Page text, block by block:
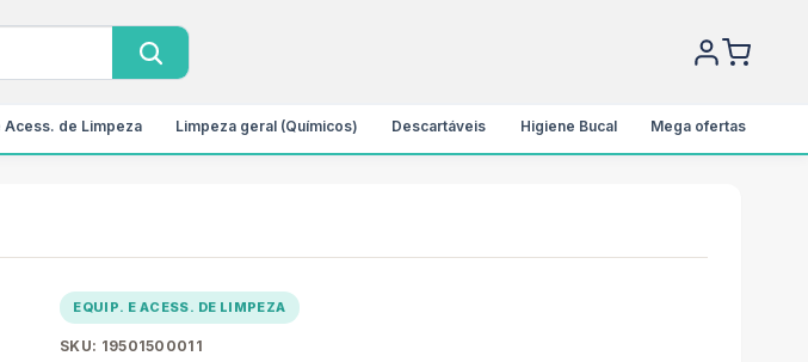
Acess. de Limpeza Limpeza geral (Químicos) Descartáveis Higiene Bucal Mega ofertas
EQUIP. E ACESS. DE LIMPEZA
SKU: 19501500011